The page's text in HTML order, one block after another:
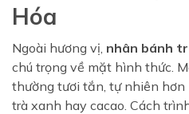
Hóa
Ngoài hương vị, nhân bánh
chú trọng về mặt hình thức.
thường tươi tắn, tự nhiên hơn
trà xanh hay cacao. Cách